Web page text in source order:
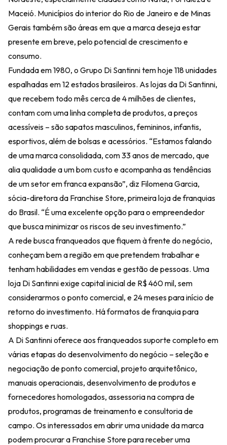
Maceió. Municípios do interior do Rio de Janeiro e de Minas
Gerais também são áreas em que a marca deseja estar
presente em breve, pelo potencial de crescimento e
consumo.
Fundada em 1980, o Grupo Di Santinni tem hoje 118 unidades
espalhadas em 12 estados brasileiros. As lojas da Di Santinni,
que recebem todo mês cerca de 4 milhões de clientes,
contam com uma linha completa de produtos, a preços
acessíveis – são sapatos masculinos, femininos, infantis,
esportivos, além de bolsas e acessórios. “Estamos falando
de uma marca consolidada, com 33 anos de mercado, que
alia qualidade a um bom custo e acompanha as tendências
de um setor em franca expansão”, diz Filomena Garcia,
sócia-diretora da Franchise Store, primeira loja de franquias
do Brasil. “É uma excelente opção para o empreendedor
que busca minimizar os riscos de seu investimento.”
A rede busca franqueados que fiquem à frente do negócio,
conheçam bem a região em que pretendem trabalhar e
tenham habilidades em vendas e gestão de pessoas. Uma
loja Di Santinni exige capital inicial de R$ 460 mil, sem
considerarmos o ponto comercial, e 24 meses para início de
retorno do investimento. Há formatos de franquia para
shoppings e ruas.
A Di Santinni oferece aos franqueados suporte completo em
várias etapas do desenvolvimento do negócio – seleção e
negociação de ponto comercial, projeto arquitetônico,
manuais operacionais, desenvolvimento de produtos e
fornecedores homologados, assessoria na compra de
produtos, programas de treinamento e consultoria de
campo. Os interessados em abrir uma unidade da marca
podem procurar a Franchise Store para receber uma